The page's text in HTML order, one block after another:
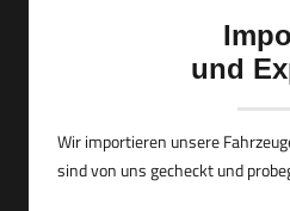
und
Wir importieren unsere
sind von uns gecheckt und